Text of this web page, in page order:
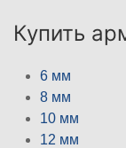
Купить
6 мм
8 мм
10 мм
12 мм